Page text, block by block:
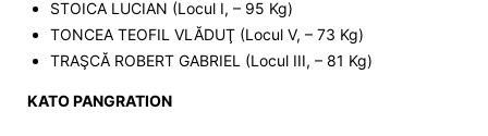
STOICA LUCIAN (Locul I, – 95 Kg)
TONCEA TEOFIL VLĂDUŢ (Locul V, – 73 Kg)
TRAŞCĂ ROBERT GABRIEL (Locul III, – 81 Kg)
KATO PANGRATION